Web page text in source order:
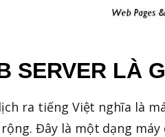
SERVER LÀ
ra tiếng Việt nghĩa là
Đây là một dạng